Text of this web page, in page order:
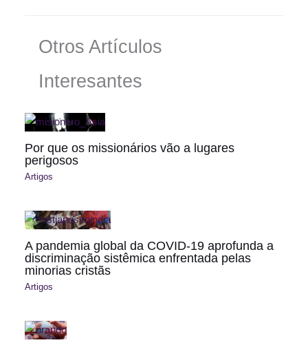
Otros Artículos
Interesantes
Por que os missionários vão a lugares
perigosos
Artigos
A pandemia global da COVID-19 aprofunda a
discriminação sistêmica enfrentada pelas
minorias cristãs
Artigos